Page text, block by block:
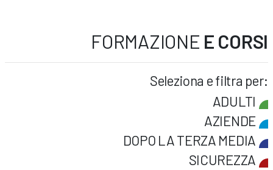
FORMAZIONE E CORSI
Seleziona e filtra per:
ADULTI
AZIENDE
DOPO LA TERZA MEDIA
SICUREZZA